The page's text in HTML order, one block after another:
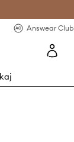
Answear Club